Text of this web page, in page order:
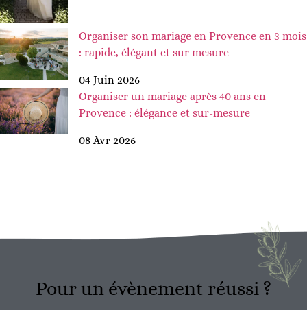
Organiser son mariage en Provence en 3 mois
: rapide, élégant et sur mesure
04 Juin 2026
Organiser un mariage après 40 ans en
Provence : élégance et sur-mesure
08 Avr 2026
Pour un évènement réussi ?